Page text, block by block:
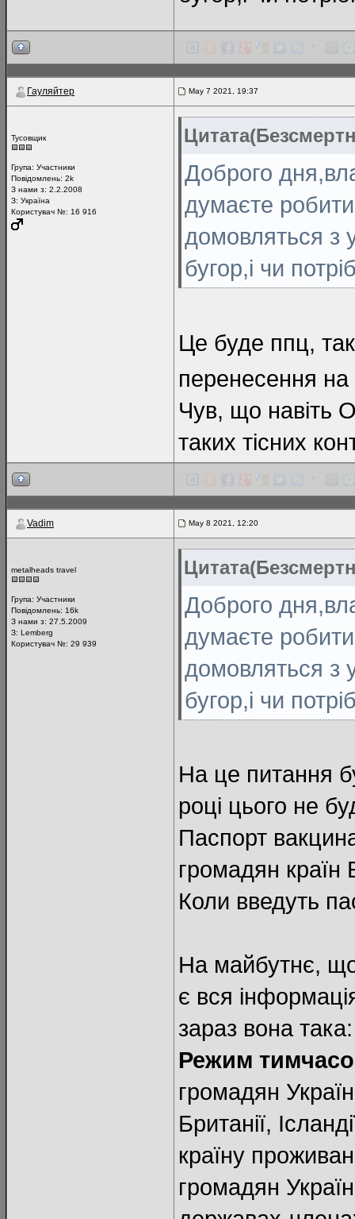
Гауляйтер May 7 2021, 19:37
Тусовщик
Група: Участники
Повідомлень: 2k
З нами з: 2.2.2008
З: Україна
Користувач №: 16 916
Доброго
думаєте
домовляться з
бугор,і чи
Це буде ппц,
перенесення
Чув, що навіть
таких тісних
Vadim May 8 2021, 12:20
metalheads travel
Група: Участники
Повідомлень: 16k
З нами з: 27.5.2009
З: Lemberg
Користувач №: 29 939
Доброго
думаєте
домовляться з
бугор,і чи
На це питання
році цього не
Паспорт
громадян країн
Коли введуть
На майбутнє,
є вся
зараз вона така:
Режим
громадян
Британії,
країну
громадян